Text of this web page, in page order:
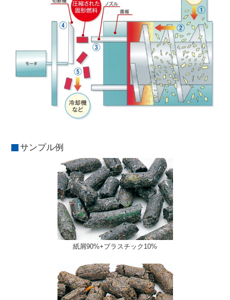
サンプル例
紙屑90%+プラスチック10%